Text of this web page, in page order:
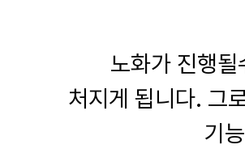
노화가 진행
처지게 됩니다. 그
기